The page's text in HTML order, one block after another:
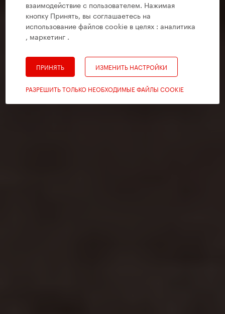
взаимодействие с пользователем. Нажимая
кнопку Принять, вы соглашаетесь на
использование файлов cookie в целях :аналитика
, маркетинг .
ПРИНЯТЬ ИЗМЕНИТЬ НАСТРОЙКИ
РАЗРЕШИТЬ ТОЛЬКО НЕОБХОДИМЫЕ ФАЙЛЫ COOKIE